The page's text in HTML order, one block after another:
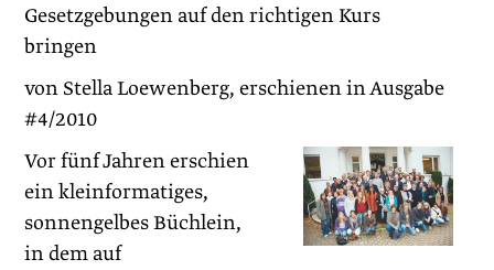
Gesetzgebungen auf den richtigen Kurs
bringen
von Stella Loewenberg, erschienen in Ausgabe
#4/2010
Vor fünf Jahren erschien
ein kleinformatiges,
sonnengelbes Büchlein,
in dem auf